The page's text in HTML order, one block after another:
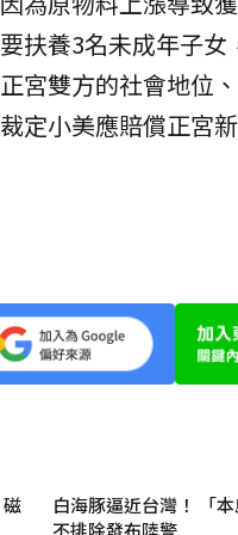
扶養3名未成年子女
宮雙方的社會地位
定小美應賠償正宮
白海豚逼近台灣！ 「本
不排除發布陸警